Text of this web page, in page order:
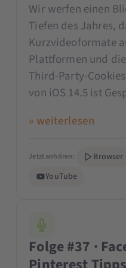
Wir werfen einen
Tiefen des Jahres,
Kurzvideoformate
Plattformen und
Third-Party-
von iOS 14.5 ist
» weiterlesen
Jetzt anhören: Browser
YouTube
Folge #37 ·